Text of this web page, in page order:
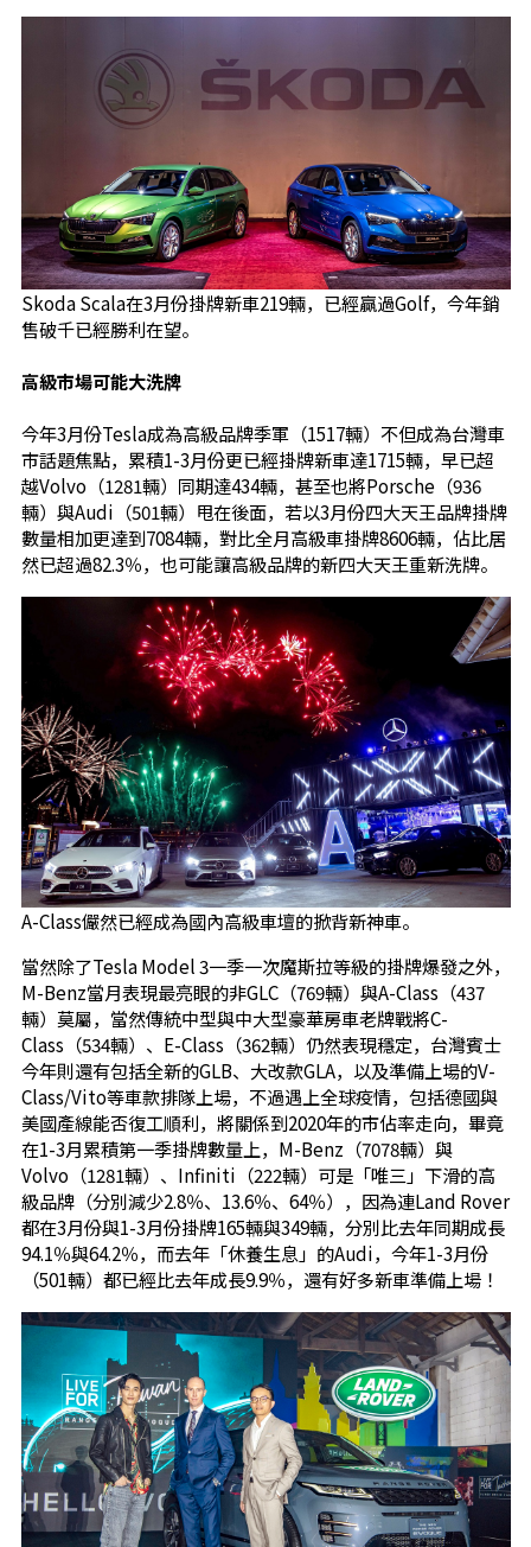
Skoda Scala在3月份掛牌新車219輛，已經贏過Golf，今年銷
售破千已經勝利在望。
高級市場可能大洗牌
今年3月份Tesla成為高級品牌季軍（1517輛）不但成為台灣車
市話題焦點，累積1-3月份更已經掛牌新車達1715輛，早已超
越Volvo（1281輛）同期達434輛，甚至也將Porsche（936
輛）與Audi（501輛）甩在後面，若以3月份四大天王品牌掛牌
數量相加更達到7084輛，對比全月高級車掛牌8606輛，佔比居
然已超過82.3％，也可能讓高級品牌的新四大天王重新洗牌。
A-Class儼然已經成為國內高級車壇的掀背新神車。
當然除了Tesla Model 3一季一次魔斯拉等級的掛牌爆發之外，
M-Benz當月表現最亮眼的非GLC（769輛）與A-Class（437
輛）莫屬，當然傳統中型與中大型豪華房車老牌戰將C-
Class（534輛）、E-Class（362輛）仍然表現穩定，台灣賓士
今年則還有包括全新的GLB、大改款GLA，以及準備上場的V-
Class/Vito等車款排隊上場，不過遇上全球疫情，包括德國與
美國產線能否復工順利，將關係到2020年的市佔率走向，畢竟
在1-3月累積第一季掛牌數量上，M-Benz（7078輛）與
Volvo（1281輛）、Infiniti（222輛）可是「唯三」下滑的高
級品牌（分別減少2.8％、13.6％、64％），因為連Land Rover
都在3月份與1-3月份掛牌165輛與349輛，分別比去年同期成長
94.1％與64.2％，而去年「休養生息」的Audi，今年1-3月份
（501輛）都已經比去年成長9.9％，還有好多新車準備上場！